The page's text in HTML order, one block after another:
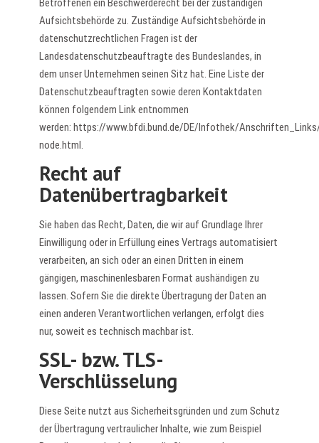
Betroffenen ein Beschwerderecht bei der zuständigen
Aufsichtsbehörde zu. Zuständige Aufsichtsbehörde in
datenschutzrechtlichen Fragen ist der
Landesdatenschutzbeauftragte des Bundeslandes, in
dem unser Unternehmen seinen Sitz hat. Eine Liste der
Datenschutzbeauftragten sowie deren Kontaktdaten
können folgendem Link entnommen
werden: https://www.bfdi.bund.de/DE/Infothek/
node.html.
Recht auf
Datenübertragbarkeit
Sie haben das Recht, Daten, die wir auf Grundlage Ihrer
Einwilligung oder in Erfüllung eines Vertrags automatisiert
verarbeiten, an sich oder an einen Dritten in einem
gängigen, maschinenlesbaren Format aushändigen zu
lassen. Sofern Sie die direkte Übertragung der Daten an
einen anderen Verantwortlichen verlangen, erfolgt dies
nur, soweit es technisch machbar ist.
SSL- bzw. TLS-
Verschlüsselung
Diese Seite nutzt aus Sicherheitsgründen und zum Schutz
der Übertragung vertraulicher Inhalte, wie zum Beispiel